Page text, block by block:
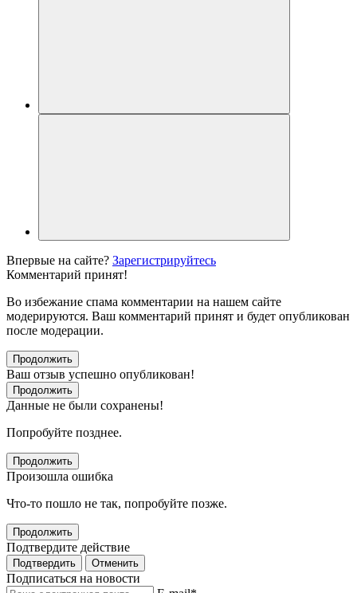
Впервые на сайте? Зарегистрируйтесь
Комментарий принят!
Во избежание спама комментарии на нашем сайте
модерируются. Ваш комментарий принят и будет опубликован
после модерации.
Продолжить
Ваш отзыв успешно опубликован!
Продолжить
Данные не были сохранены!
Попробуйте позднее.
Продолжить
Произошла ошибка
Что-то пошло не так, попробуйте позже.
Продолжить
Подтвердите действие
Подтвердить Отменить
Подписаться на новости